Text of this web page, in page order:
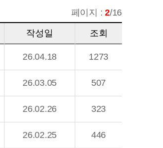
페이지 : 2/16
작성일 조회
26.04.18 1273
26.03.05 507
26.02.26 323
26.02.25 446